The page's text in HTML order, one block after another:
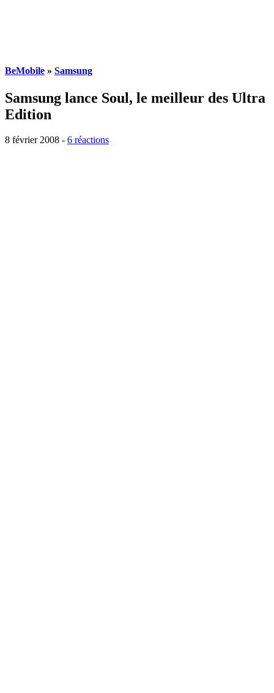
BeMobile » Samsung
Samsung lance Soul, le meilleur des Ultra
Edition
8 février 2008 - 6 réactions